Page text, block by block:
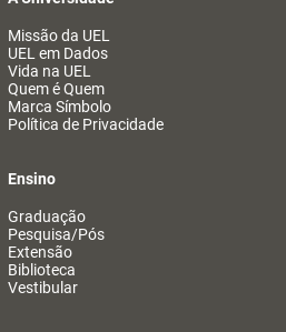
Missão da UEL
UEL em Dados
Vida na UEL
Quem é Quem
Marca Símbolo
Política de Privacidade
Ensino
Graduação
Pesquisa/Pós
Extensão
Biblioteca
Vestibular